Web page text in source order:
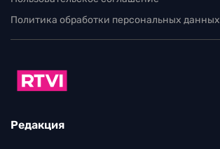
Политика обработки персональных данных
Редакция